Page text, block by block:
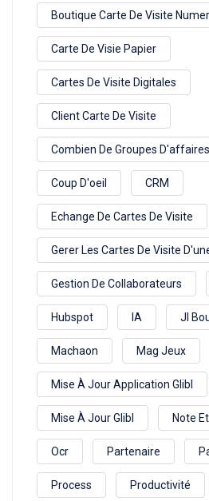
Boutique Carte De Visite
Carte De Visie Papier
Cartes De Visite Digitales
Client Carte De Visite
Combien De Groupes
Coup D'oeil CRM
Echange De Cartes De Visite
Gerer Les Cartes De Visite
Gestion De Collaborateurs
Hubspot IA Jl
Machaon Mag Jeux
Mise À Jour Application Glibl
Mise À Jour Glibl Note
Ocr Partenaire
Process Productivité